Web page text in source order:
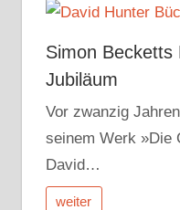
Simon Becketts
Jubiläum
Vor zwanzig
seinem Werk »Die
David…
weiter